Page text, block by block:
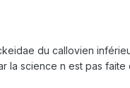
du callovien
la science n est pas faite